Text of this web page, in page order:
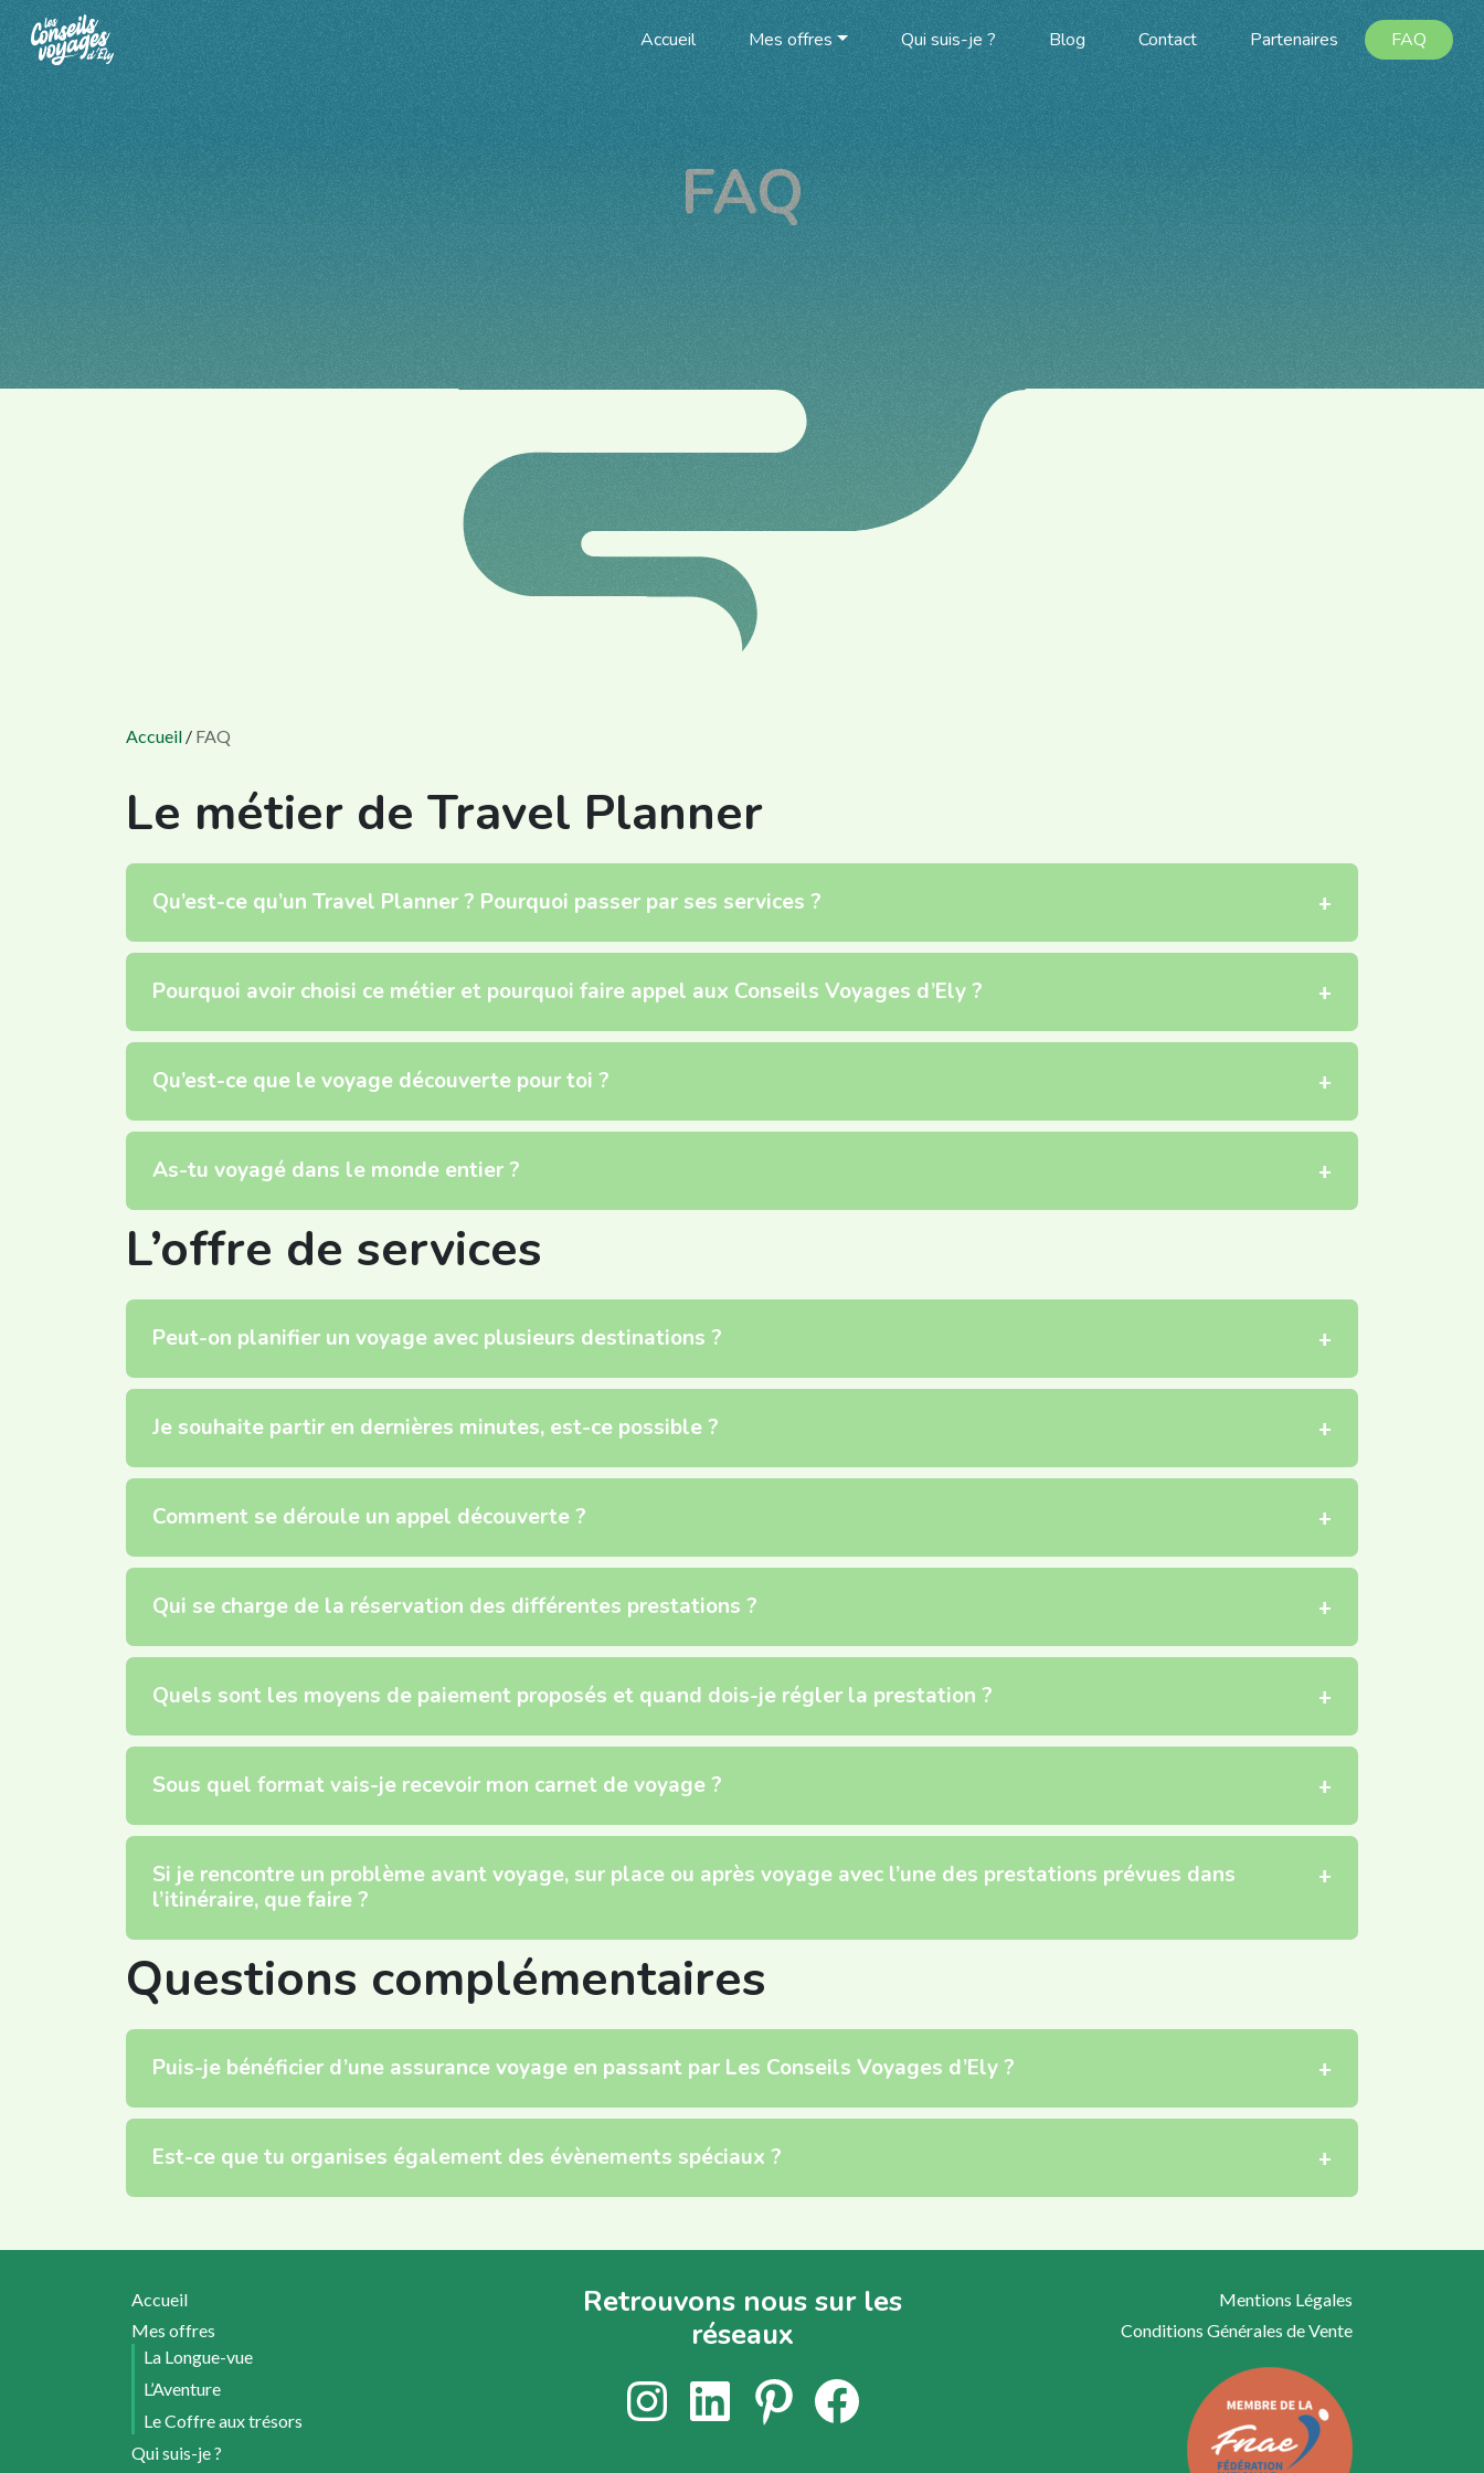
Accueil Mes offres Qui suis-je ? Blog Contact Partenaires FAQ
FAQ
Accueil / FAQ
Le métier de Travel Planner
Qu’est-ce qu’un Travel Planner ? Pourquoi passer par ses services ?
Pourquoi avoir choisi ce métier et pourquoi faire appel aux Conseils Voyages d’Ely ?
Qu’est-ce que le voyage découverte pour toi ?
As-tu voyagé dans le monde entier ?
L’offre de services
Peut-on planifier un voyage avec plusieurs destinations ?
Je souhaite partir en dernières minutes, est-ce possible ?
Comment se déroule un appel découverte ?
Qui se charge de la réservation des différentes prestations ?
Quels sont les moyens de paiement proposés et quand dois-je régler la prestation ?
Sous quel format vais-je recevoir mon carnet de voyage ?
Si je rencontre un problème avant voyage, sur place ou après voyage avec l’une des prestations prévues dans
l’itinéraire, que faire ?
Questions complémentaires
Puis-je bénéficier d’une assurance voyage en passant par Les Conseils Voyages d’Ely ?
Est-ce que tu organises également des évènements spéciaux ?
Accueil
Mes offres
La Longue-vue
L’Aventure
Le Coffre aux trésors
Qui suis-je ?
Retrouvons nous sur les
réseaux
InstagramLinkedInPinterestFacebook
Mentions Légales
Conditions Générales de Vente